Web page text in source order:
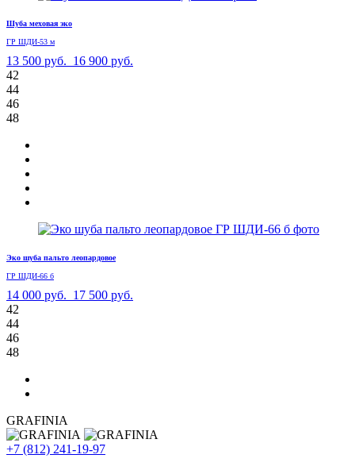
Шуба меховая эко
ГР ШДИ-53 м
13 500 руб. 16 900 руб.
42
44
46
48
Эко шуба пальто леопардовое
ГР ШДИ-66 б
14 000 руб. 17 500 руб.
42
44
46
48
GRAFINIA
+7 (812) 241-19-97